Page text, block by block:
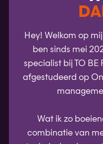
Hey! Welkom op
ben sinds mei
specialist bij TO BE
afgestudeerd op
Wat ik zo
combinatie van